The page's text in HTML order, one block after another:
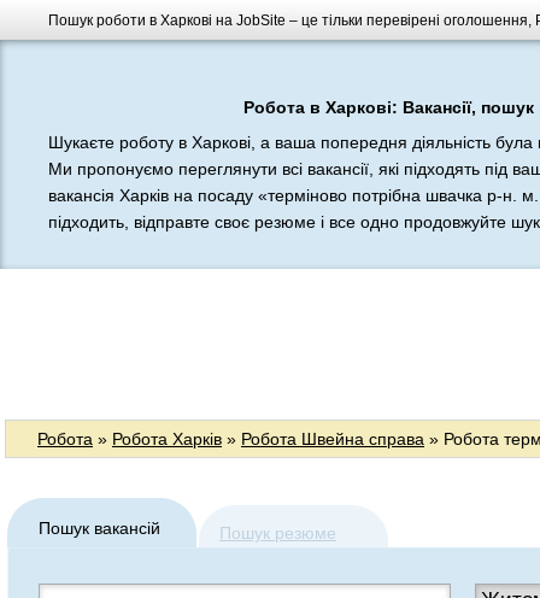
Пошук роботи в Харкові на JobSite – це тільки перевірені
Робота в Харкові: Вакансії,
Шукаєте роботу в Харкові, а ваша попередня діяльність
Ми пропонуємо переглянути всі вакансії, які підходять під
вакансія Харків на посаду «терміново потрібна швачка р-н.
підходить, відправте своє резюме і все одно продовжуйте
Робота » Робота Харків » Робота Швейна справа » Робота
Пошук вакансій Пошук резюме